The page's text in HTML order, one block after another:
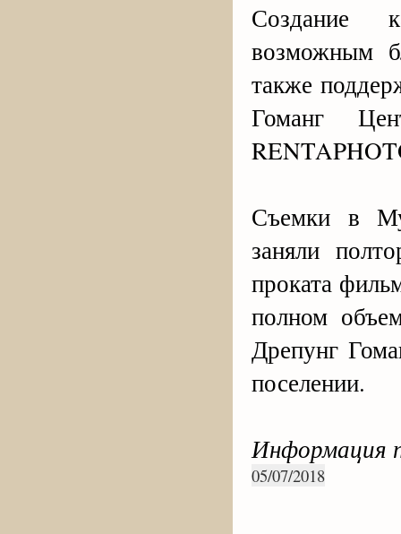
Создание
возможным
также
Гоманг
Съемки в
заняли
проката
полном
Дрепунг
поселении.
Информация
05/07/2018